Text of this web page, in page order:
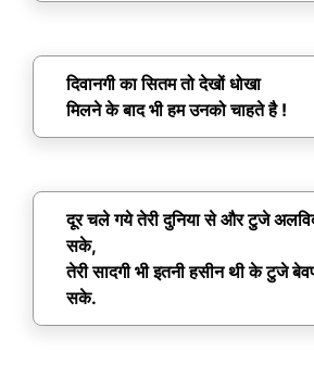
दिवानगी का सितम तो देखों धोखा
मिलने के बाद भी हम उनको चाहते है !
दूर चले गये तेरी दुनिया से और टुजे
सके,
तेरी सादगी भी इतनी हसीन थी के टुजे
सके.